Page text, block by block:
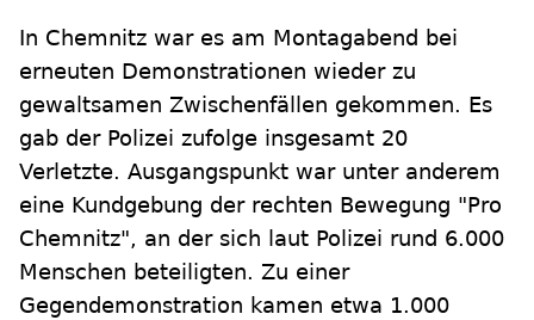
In Chemnitz war es am Montagabend bei
erneuten Demonstrationen wieder zu
gewaltsamen Zwischenfällen gekommen. Es
gab der Polizei zufolge insgesamt 20
Verletzte. Ausgangspunkt war unter anderem
eine Kundgebung der rechten Bewegung "Pro
Chemnitz", an der sich laut Polizei rund 6.000
Menschen beteiligten. Zu einer
Gegendemonstration kamen etwa 1.000